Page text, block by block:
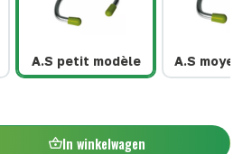
A.S petit modèle A.S moyen
In winkelwagen